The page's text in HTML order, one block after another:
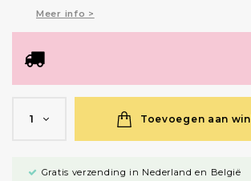
Meer info >
1 Toevoegen aan
Gratis verzending in Nederland en België